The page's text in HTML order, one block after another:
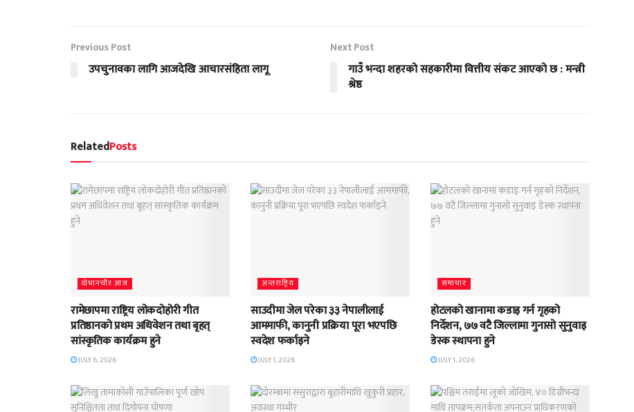
Previous Post
उपचुनावका लागि आजदेखि आचारसंहिता लागू
Next Post
गाउँ भन्दा शहरको सहकारीमा वित्तीय संकट आएको छ : मन्त्री
श्रेष्ठ
RelatedPosts
दाेभानचाैर आज
रामेछापमा राष्ट्रिय लोकदोहोरी गीत
प्रतिष्ठानको प्रथम अधिवेशन तथा बृहत्
सांस्कृतिक कार्यक्रम हुने
JULY 6, 2026
अन्तराष्ट्रिय
साउदीमा जेल परेका ३३ नेपालीलाई
आममाफी, कानुनी प्रक्रिया पूरा भएपछि
स्वदेश फर्काइने
JULY 1, 2026
समाचार
होटलको खानामा कडाइ गर्न गृहको
निर्देशन, ७७ वटै जिल्लामा गुनासो सुनुवाइ
डेस्क स्थापना हुने
JULY 1, 2026